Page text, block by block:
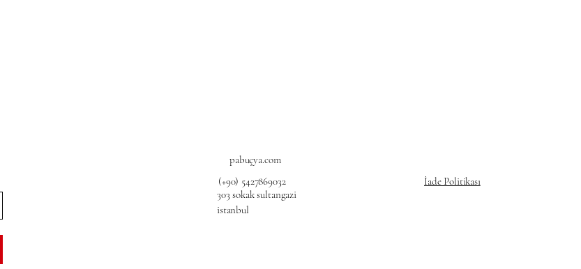
pabuçya.com
(+90) 5427869032
303 sokak sultangazi
istanbul
İade Politikası